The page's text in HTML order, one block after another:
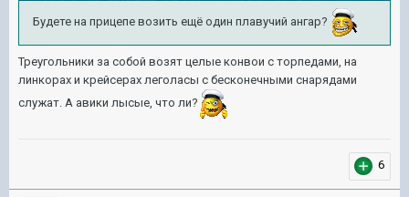
Будете на прицепе возить ещё один плавучий ангар?
Треугольники за собой возят целые конвои с торпедами, на
линкорах и крейсерах леголасы с бесконечными снарядами
служат. А авики лысые, что ли?
6